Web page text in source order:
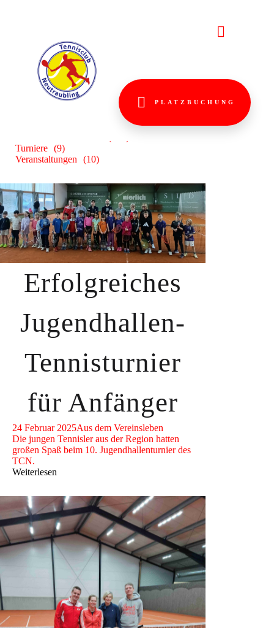
PLATZBUCHUNG
AUS DEM
Aktuelles (179)
Turniere (9)
Veranstaltungen
(10)
Erfolgreiches
Jugendhallen-
Tennisturnier
für Anfänger
24 Februar 2025Aus dem Vereinsleben
Die jungen Tennisler aus der Region hatten
großen Spaß beim 10. Jugendhallenturnier des
TCN.
Weiterlesen